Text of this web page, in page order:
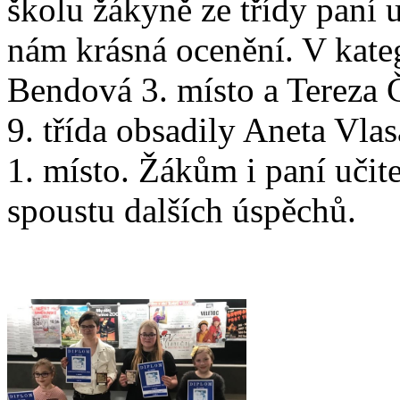
školu žákyně ze třídy paní
nám krásná ocenění. V
Bendová 3. místo a
9. třída obsadily Aneta
1. místo. Žákům i paní
spoustu dalších úspěchů.